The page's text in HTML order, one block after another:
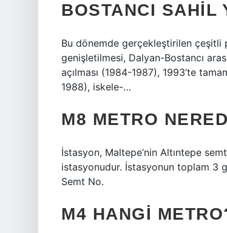
BOSTANCI SAHIL
Bu dönemde gerçekleştirilen çeşitli
genişletilmesi, Dalyan-Bostancı
açılması (1984-1987), 1993’te
1988), iskele-…
M8 METRO
İstasyon, Maltepe’nin Altıntepe
istasyonudur. İstasyonun toplam 3
Semt No.
M4 HANGI